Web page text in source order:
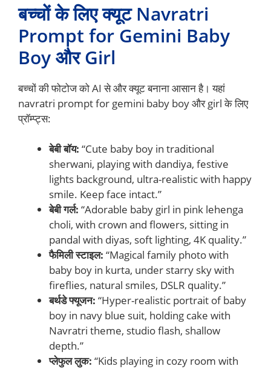
बच्चों के लिए क्यूट Navratri
Prompt for Gemini Baby
Boy और Girl
बच्चों की फोटोज को AI से और क्यूट बनाना आसान है। यहां
navratri prompt for gemini baby boy और girl के लिए
प्रॉम्प्ट्स:
बेबी बॉय: “Cute baby boy in traditional
sherwani, playing with dandiya, festive
lights background, ultra-realistic with happy
smile. Keep face intact.”
बेबी गर्ल: “Adorable baby girl in pink lehenga
choli, with crown and flowers, sitting in
pandal with diyas, soft lighting, 4K quality.”
फैमिली स्टाइल: “Magical family photo with
baby boy in kurta, under starry sky with
fireflies, natural smiles, DSLR quality.”
बर्थडे फ्यूजन: “Hyper-realistic portrait of baby
boy in navy blue suit, holding cake with
Navratri theme, studio flash, shallow
depth.”
प्लेफुल लुक: “Kids playing in cozy room with